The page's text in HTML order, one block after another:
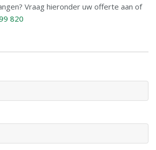
Vraag hieronder uw offerte aan of
820